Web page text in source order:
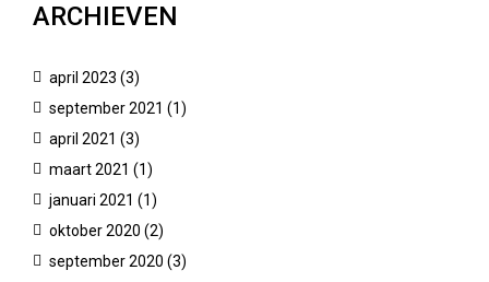
ARCHIEVEN
april 2023 (3)
september 2021 (1)
april 2021 (3)
maart 2021 (1)
januari 2021 (1)
oktober 2020 (2)
september 2020 (3)